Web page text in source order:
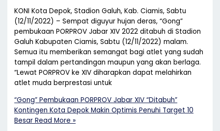
KONI Kota Depok, Stadion Galuh, Kab. Ciamis, Sabtu
(12/11/2022) – Sempat diguyur hujan deras, “Gong”
pembukaan PORPROV Jabar XIV 2022 ditabuh di Stadion
Galuh Kabupaten Ciamis, Sabtu (12/11/2022) malam.
Semua itu memberikan semangat bagi atlet yang sudah
tampil dalam pertandingan maupun yang akan berlaga.
“Lewat PORPROV ke XIV diharapkan dapat melahirkan
atlet muda berprestasi untuk
“Gong” Pembukaan PORPROV Jabar XIV “Ditabuh”
Kontingen Kota Depok Makin Optimis Penuhi Target 10
Besar Read More »